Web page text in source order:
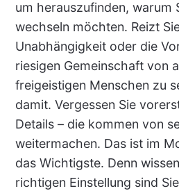
um herauszufinden, warum
wechseln möchten. Reizt
Unabhängigkeit oder die
riesigen Gemeinschaft von
freigeistigen Menschen zu
damit. Vergessen Sie
Details – die kommen von
weitermachen. Das ist im
das Wichtigste. Denn
richtigen Einstellung sind